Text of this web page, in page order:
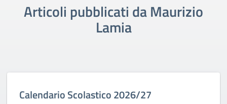
Articoli pubblicati da Maurizio
Lamia
Calendario Scolastico 2026/27